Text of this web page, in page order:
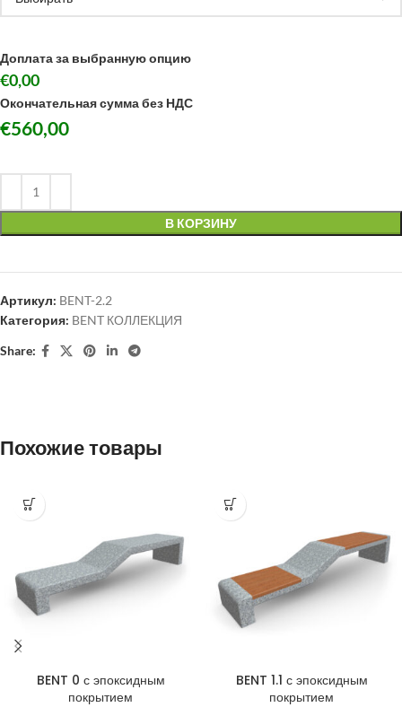
Доплата за выбранную опцию
€0,00
Окончательная сумма без НДС
€560,00
В КОРЗИНУ
Артикул: BENT-2.2
Категория: BENT КОЛЛЕКЦИЯ
Share:
Похожие товары
BENT 0 с эпоксидным
покрытием
BENT 1.1 с эпоксидным
покрытием